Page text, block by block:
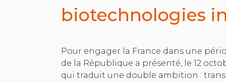
biotechnologies
Pour engager la France dans une
de la République a présenté, le 12
qui traduit une double ambition :